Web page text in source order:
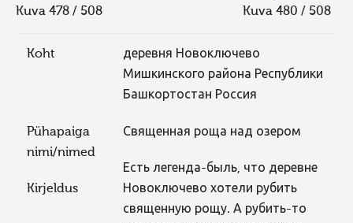
Kuva 478 / 508
Kuva 480 / 508
Koht
деревня Новоключево
Мишкинского района Республики
Башкортостан Россия
Pühapaiga
nimi/nimed
Священная роща над озером
Kirjeldus
Есть легенда-быль, что деревне
Новоключево хотели рубить
священную рощу. А рубить-то